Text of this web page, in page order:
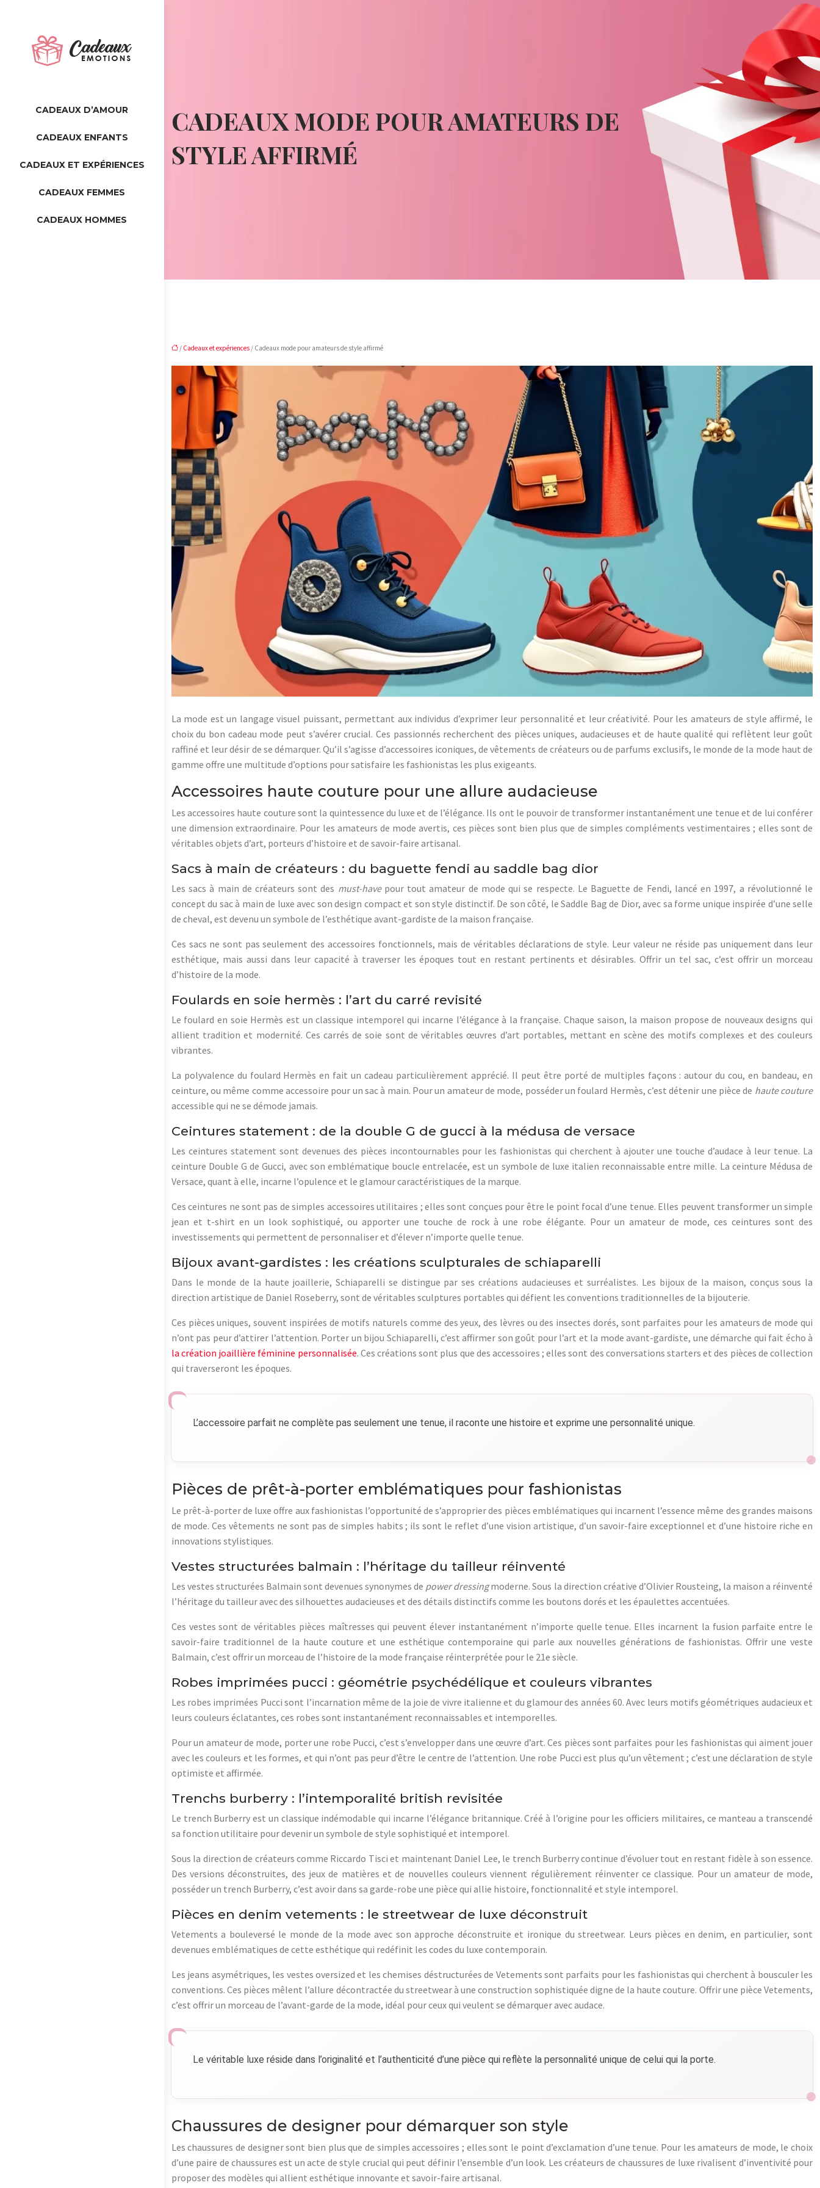
CADEAUX D’AMOUR
CADEAUX ENFANTS
CADEAUX ET EXPÉRIENCES
CADEAUX FEMMES
CADEAUX HOMMES
CADEAUX MODE POUR AMATEURS DE
STYLE AFFIRMÉ
/ Cadeaux et expériences/ Cadeaux mode pour amateurs de style affirmé
La mode est un langage visuel puissant, permettant aux individus d’exprimer leur personnalité et leur créativité. Pour les amateurs de style affirmé, le
choix du bon cadeau mode peut s’avérer crucial. Ces passionnés recherchent des pièces uniques, audacieuses et de haute qualité qui reflètent leur goût
raffiné et leur désir de se démarquer. Qu’il s’agisse d’accessoires iconiques, de vêtements de créateurs ou de parfums exclusifs, le monde de la mode haut de
gamme offre une multitude d’options pour satisfaire les fashionistas les plus exigeants.
Accessoires haute couture pour une allure audacieuse
Les accessoires haute couture sont la quintessence du luxe et de l’élégance. Ils ont le pouvoir de transformer instantanément une tenue et de lui conférer
une dimension extraordinaire. Pour les amateurs de mode avertis, ces pièces sont bien plus que de simples compléments vestimentaires ; elles sont de
véritables objets d’art, porteurs d’histoire et de savoir-faire artisanal.
Sacs à main de créateurs : du baguette fendi au saddle bag dior
Les sacs à main de créateurs sont des must-have pour tout amateur de mode qui se respecte. Le Baguette de Fendi, lancé en 1997, a révolutionné le
concept du sac à main de luxe avec son design compact et son style distinctif. De son côté, le Saddle Bag de Dior, avec sa forme unique inspirée d’une selle
de cheval, est devenu un symbole de l’esthétique avant-gardiste de la maison française.
Ces sacs ne sont pas seulement des accessoires fonctionnels, mais de véritables déclarations de style. Leur valeur ne réside pas uniquement dans leur
esthétique, mais aussi dans leur capacité à traverser les époques tout en restant pertinents et désirables. Offrir un tel sac, c’est offrir un morceau
d’histoire de la mode.
Foulards en soie hermès : l’art du carré revisité
Le foulard en soie Hermès est un classique intemporel qui incarne l’élégance à la française. Chaque saison, la maison propose de nouveaux designs qui
allient tradition et modernité. Ces carrés de soie sont de véritables œuvres d’art portables, mettant en scène des motifs complexes et des couleurs
vibrantes.
La polyvalence du foulard Hermès en fait un cadeau particulièrement apprécié. Il peut être porté de multiples façons : autour du cou, en bandeau, en
ceinture, ou même comme accessoire pour un sac à main. Pour un amateur de mode, posséder un foulard Hermès, c’est détenir une pièce de haute couture
accessible qui ne se démode jamais.
Ceintures statement : de la double G de gucci à la médusa de versace
Les ceintures statement sont devenues des pièces incontournables pour les fashionistas qui cherchent à ajouter une touche d’audace à leur tenue. La
ceinture Double G de Gucci, avec son emblématique boucle entrelacée, est un symbole de luxe italien reconnaissable entre mille. La ceinture Médusa de
Versace, quant à elle, incarne l’opulence et le glamour caractéristiques de la marque.
Ces ceintures ne sont pas de simples accessoires utilitaires ; elles sont conçues pour être le point focal d’une tenue. Elles peuvent transformer un simple
jean et t-shirt en un look sophistiqué, ou apporter une touche de rock à une robe élégante. Pour un amateur de mode, ces ceintures sont des
investissements qui permettent de personnaliser et d’élever n’importe quelle tenue.
Bijoux avant-gardistes : les créations sculpturales de schiaparelli
Dans le monde de la haute joaillerie, Schiaparelli se distingue par ses créations audacieuses et surréalistes. Les bijoux de la maison, conçus sous la
direction artistique de Daniel Roseberry, sont de véritables sculptures portables qui défient les conventions traditionnelles de la bijouterie.
Ces pièces uniques, souvent inspirées de motifs naturels comme des yeux, des lèvres ou des insectes dorés, sont parfaites pour les amateurs de mode qui
n’ont pas peur d’attirer l’attention. Porter un bijou Schiaparelli, c’est affirmer son goût pour l’art et la mode avant-gardiste, une démarche qui fait écho à
la création joaillière féminine personnalisée. Ces créations sont plus que des accessoires ; elles sont des conversations starters et des pièces de collection
qui traverseront les époques.
L’accessoire parfait ne complète pas seulement une tenue, il raconte une histoire et exprime une personnalité unique.
Pièces de prêt-à-porter emblématiques pour fashionistas
Le prêt-à-porter de luxe offre aux fashionistas l’opportunité de s’approprier des pièces emblématiques qui incarnent l’essence même des grandes maisons
de mode. Ces vêtements ne sont pas de simples habits ; ils sont le reflet d’une vision artistique, d’un savoir-faire exceptionnel et d’une histoire riche en
innovations stylistiques.
Vestes structurées balmain : l’héritage du tailleur réinventé
Les vestes structurées Balmain sont devenues synonymes de power dressingmoderne. Sous la direction créative d’Olivier Rousteing, la maison a réinventé
l’héritage du tailleur avec des silhouettes audacieuses et des détails distinctifs comme les boutons dorés et les épaulettes accentuées.
Ces vestes sont de véritables pièces maîtresses qui peuvent élever instantanément n’importe quelle tenue. Elles incarnent la fusion parfaite entre le
savoir-faire traditionnel de la haute couture et une esthétique contemporaine qui parle aux nouvelles générations de fashionistas. Offrir une veste
Balmain, c’est offrir un morceau de l’histoire de la mode française réinterprétée pour le 21e siècle.
Robes imprimées pucci : géométrie psychédélique et couleurs vibrantes
Les robes imprimées Pucci sont l’incarnation même de la joie de vivre italienne et du glamour des années 60. Avec leurs motifs géométriques audacieux et
leurs couleurs éclatantes, ces robes sont instantanément reconnaissables et intemporelles.
Pour un amateur de mode, porter une robe Pucci, c’est s’envelopper dans une œuvre d’art. Ces pièces sont parfaites pour les fashionistas qui aiment jouer
avec les couleurs et les formes, et qui n’ont pas peur d’être le centre de l’attention. Une robe Pucci est plus qu’un vêtement ; c’est une déclaration de style
optimiste et affirmée.
Trenchs burberry : l’intemporalité british revisitée
Le trench Burberry est un classique indémodable qui incarne l’élégance britannique. Créé à l’origine pour les officiers militaires, ce manteau a transcendé
sa fonction utilitaire pour devenir un symbole de style sophistiqué et intemporel.
Sous la direction de créateurs comme Riccardo Tisci et maintenant Daniel Lee, le trench Burberry continue d’évoluer tout en restant fidèle à son essence.
Des versions déconstruites, des jeux de matières et de nouvelles couleurs viennent régulièrement réinventer ce classique. Pour un amateur de mode,
posséder un trench Burberry, c’est avoir dans sa garde-robe une pièce qui allie histoire, fonctionnalité et style intemporel.
Pièces en denim vetements : le streetwear de luxe déconstruit
Vetements a bouleversé le monde de la mode avec son approche déconstruite et ironique du streetwear. Leurs pièces en denim, en particulier, sont
devenues emblématiques de cette esthétique qui redéfinit les codes du luxe contemporain.
Les jeans asymétriques, les vestes oversized et les chemises déstructurées de Vetements sont parfaits pour les fashionistas qui cherchent à bousculer les
conventions. Ces pièces mêlent l’allure décontractée du streetwear à une construction sophistiquée digne de la haute couture. Offrir une pièce Vetements,
c’est offrir un morceau de l’avant-garde de la mode, idéal pour ceux qui veulent se démarquer avec audace.
Le véritable luxe réside dans l’originalité et l’authenticité d’une pièce qui reflète la personnalité unique de celui qui la porte.
Chaussures de designer pour démarquer son style
Les chaussures de designer sont bien plus que de simples accessoires ; elles sont le point d’exclamation d’une tenue. Pour les amateurs de mode, le choix
d’une paire de chaussures est un acte de style crucial qui peut définir l’ensemble d’un look. Les créateurs de chaussures de luxe rivalisent d’inventivité pour
proposer des modèles qui allient esthétique innovante et savoir-faire artisanal.